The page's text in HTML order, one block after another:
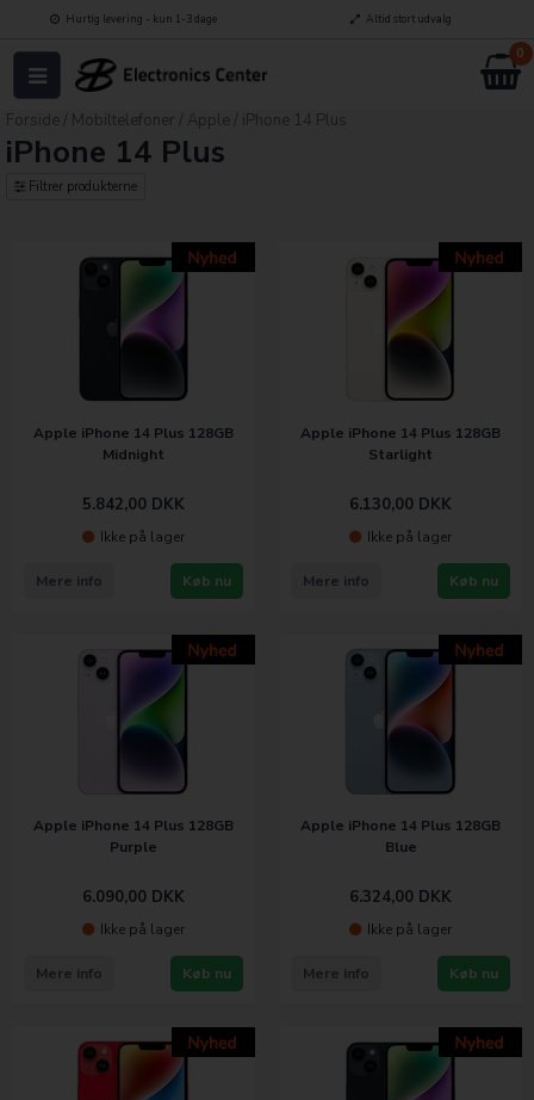
Hurtig levering - kun 1-3 dage Altid stort udvalg
0
Forside Mobiltelefoner Apple iPhone 14 Plus
iPhone 14 Plus
Filtrer produkterne
Apple iPhone 14 Plus 128GB
Midnight
5.842,00 DKK
Ikke på lager
Køb nu
Mere info
Apple iPhone 14 Plus 128GB
Starlight
6.130,00 DKK
Ikke på lager
Køb nu
Mere info
Apple iPhone 14 Plus 128GB
Purple
6.090,00 DKK
Ikke på lager
Køb nu
Mere info
Apple iPhone 14 Plus 128GB
Blue
6.324,00 DKK
Ikke på lager
Køb nu
Mere info